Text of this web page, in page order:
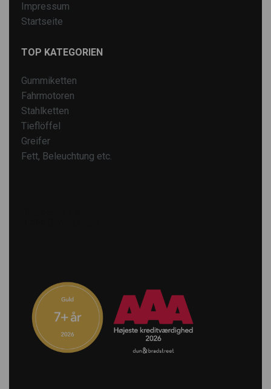
Impressum
Startseite
TOP KATEGORIEN
Gummiketten
Fahrmotoren
Stahlketten
Tieflöffel
Greifer
Fett, Beleuchtung etc.